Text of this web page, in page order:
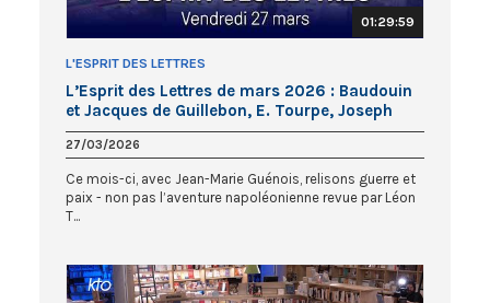
01:29:59
L'ESPRIT DES LETTRES
L’Esprit des Lettres de mars 2026 : Baudouin
et Jacques de Guillebon, E. Tourpe, Joseph
Yacoub
27/03/2026
Ce mois-ci, avec Jean-Marie Guénois, relisons guerre et
paix - non pas l’aventure napoléonienne revue par Léon
T...